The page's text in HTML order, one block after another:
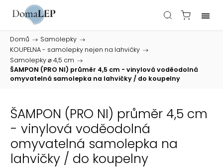
Domů / Samolepky /
KOUPELNA - samolepky nejen na lahvičky /
Samolepky ⌀ 4,5 cm /
ŠAMPON (PRO NI) průměr 4,5 cm - vinylová voděodolná
omyvatelná samolepka na lahvičky / do koupelny
ŠAMPON (PRO NI) průměr 4,5 cm
- vinylová voděodolná
omyvatelná samolepka na
lahvičky / do koupelny